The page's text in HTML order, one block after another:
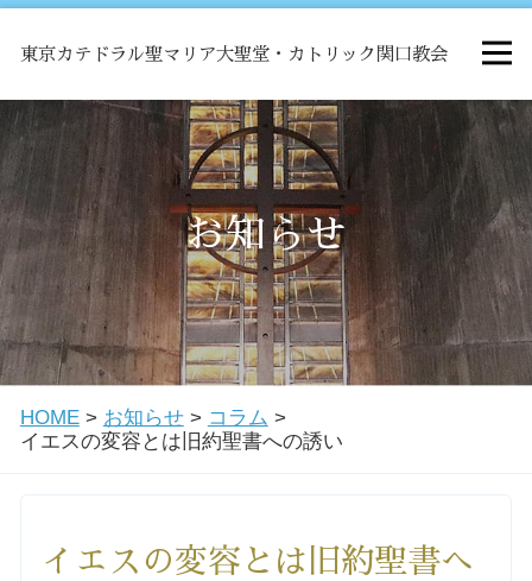
東京カテドラル聖マリア大聖堂・カトリック関口教会
HOME
ミサ
お知らせ
関口教会について
教会学校・中高生会
洗礼を希望される方
お知らせ
HOME> お知らせ> コラム >
イエスの変容とは旧約聖書への誘い
イエスの変容とは旧約聖書へ